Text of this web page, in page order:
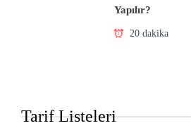
Yapılır?
20 dakika
Tarif Listeleri